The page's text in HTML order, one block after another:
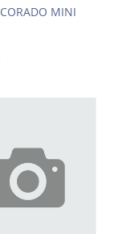
MINI